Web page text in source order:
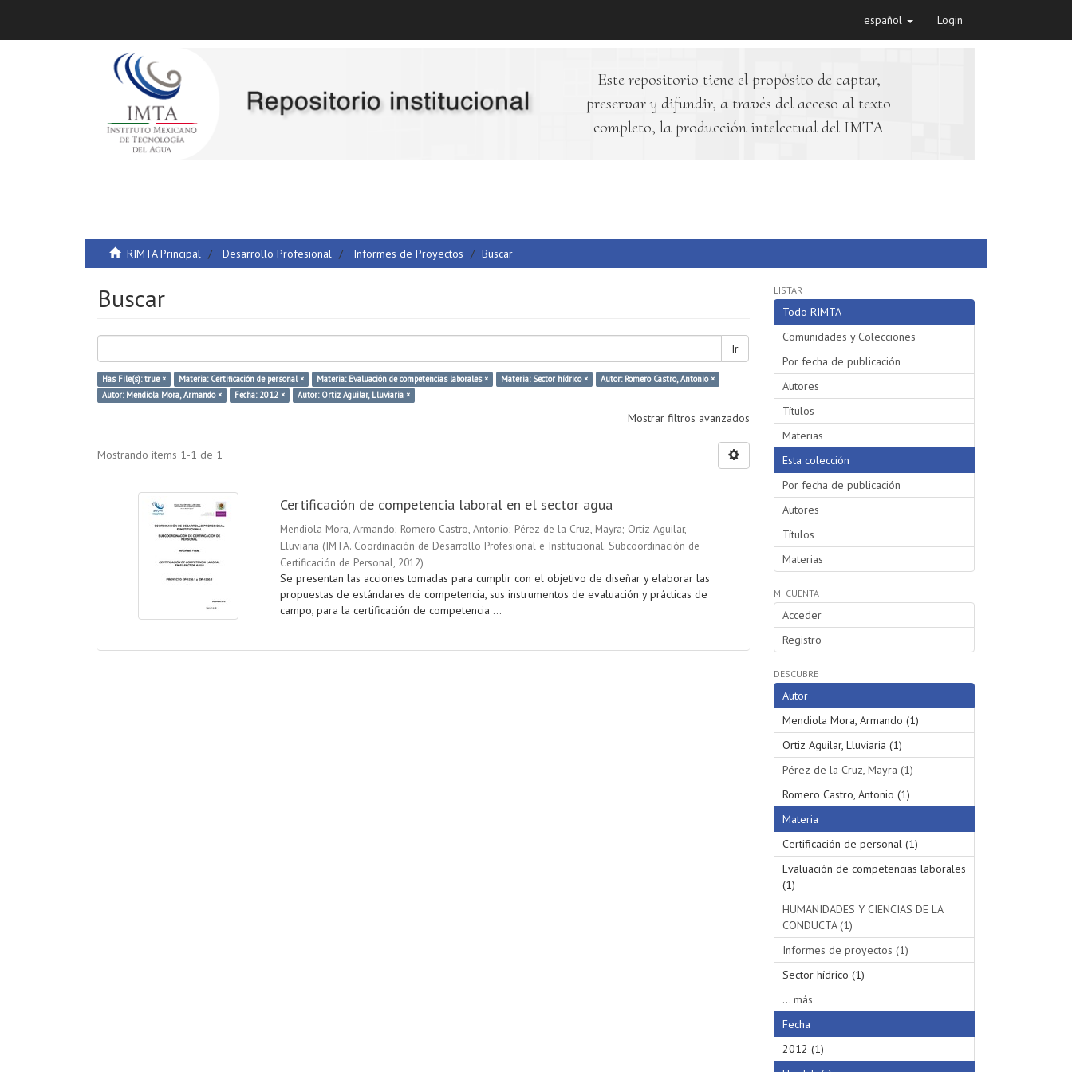
español Login
Este repositorio tiene el propósito de captar,
preservar y difundir, a través del acceso al texto
completo, la producción intelectual del IMTA
RIMTA Principal Desarrollo Profesional Informes de Proyectos Buscar
Buscar
Ir
Has File(s): true × Materia: Certificación de personal × Materia: Evaluación de competencias laborales × Materia: Sector hídrico ×
Autor: Romero Castro, Antonio ×
Autor: Mendiola Mora, Armando ×
Fecha: 2012 × Autor: Ortiz Aguilar, Lluviaria ×
Mostrar filtros avanzados
Mostrando ítems 1-1 de 1
Certificación de competencia laboral en el sector agua
Mendiola Mora, Armando; Romero Castro, Antonio; Pérez de la Cruz, Mayra; Ortiz Aguilar,
Lluviaria (IMTA. Coordinación de Desarrollo Profesional e Institucional. Subcoordinación de
Certificación de Personal, 2012)
Se presentan las acciones tomadas para cumplir con el objetivo de diseñar y elaborar las
propuestas de estándares de competencia, sus instrumentos de evaluación y prácticas de
campo, para la certificación de competencia ...
LISTAR
Todo RIMTA
Comunidades y Colecciones
Por fecha de publicación
Autores
Títulos
Materias
Esta colección
Por fecha de publicación
Autores
Títulos
Materias
MI CUENTA
Acceder
Registro
DESCUBRE
Autor
Mendiola Mora, Armando (1)
Ortiz Aguilar, Lluviaria (1)
Pérez de la Cruz, Mayra (1)
Romero Castro, Antonio (1)
Materia
Certificación de personal (1)
Evaluación de competencias laborales
(1)
HUMANIDADES Y CIENCIAS DE LA
CONDUCTA (1)
Informes de proyectos (1)
Sector hídrico (1)
... más
Fecha
2012 (1)